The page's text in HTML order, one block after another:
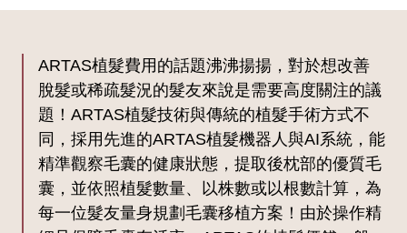
ARTAS植髮費用的話題沸沸揚揚，對於想改善
脫髮或稀疏髮況的髮友來說是需要高度關注的議
題！ARTAS植髮技術與傳統的植髮手術方式不
同，採用先進的ARTAS植髮機器人與AI系統，能
精準觀察毛囊的健康狀態，提取後枕部的優質毛
囊，並依照植髮數量、以株數或以根數計算，為
每一位髮友量身規劃毛囊移植方案！由於操作精